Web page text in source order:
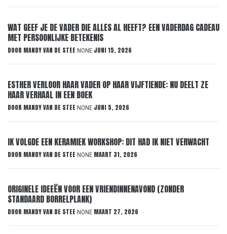
WAT GEEF JE DE VADER DIE ALLES AL HEEFT? EEN VADERDAG CADEAU
MET PERSOONLIJKE BETEKENIS
DOOR MANDY VAN DE STEE NONE JUNI 15, 2026
ESTHER VERLOOR HAAR VADER OP HAAR VIJFTIENDE: NU DEELT ZE
HAAR VERHAAL IN EEN BOEK
DOOR MANDY VAN DE STEE NONE JUNI 5, 2026
IK VOLGDE EEN KERAMIEK WORKSHOP: DIT HAD IK NIET VERWACHT
DOOR MANDY VAN DE STEE NONE MAART 31, 2026
ORIGINELE IDEEËN VOOR EEN VRIENDINNENAVOND (ZONDER
STANDAARD BORRELPLANK)
DOOR MANDY VAN DE STEE NONE MAART 27, 2026